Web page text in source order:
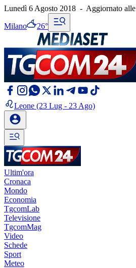
Lunedì 6 Agosto 2018 - Aggiornato alle
Milano 26°
Leone (23 Lug - 23 Ago)
Ultim'ora
Cronaca
Mondo
Economia
TgcomLab
Televisione
TgcomMag
Video
Schede
Sport
Meteo